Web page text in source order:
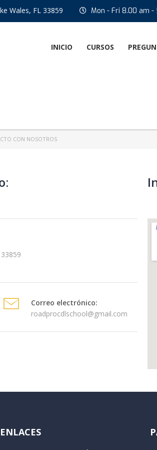
Mon - Fri 8.00 am -
Wales, FL 33859
INICIO CURSOS
CON NOSOTROS
Correo electrónico:
roadprocdlschool@gmail.com
ENLACES